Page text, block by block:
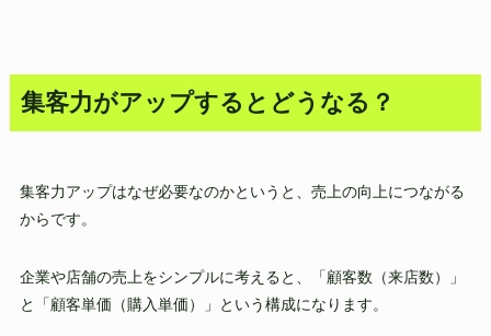
集客力がアップするとどうなる？
集客力アップはなぜ必要なのかというと、売上の向上につながる
からです。
企業や店舗の売上をシンプルに考えると、「顧客数（来店数）」
と「顧客単価（購入単価）」という構成になります。